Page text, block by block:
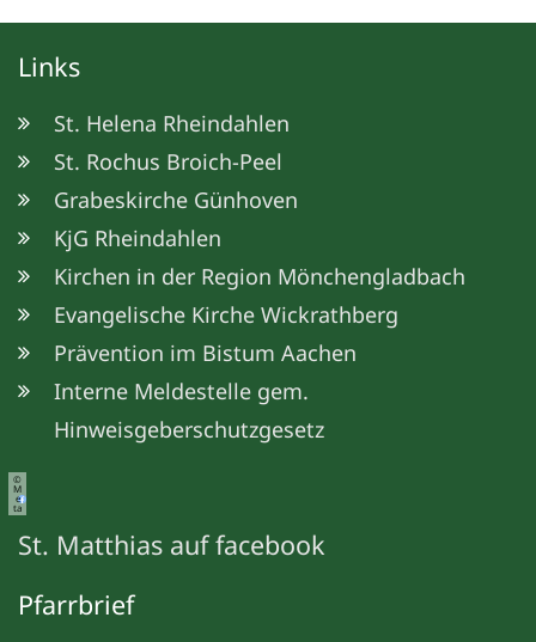
Links
St. Helena Rheindahlen
St. Rochus Broich-Peel
Grabeskirche Günhoven
KjG Rheindahlen
Kirchen in der Region Mönchengladbach
Evangelische Kirche Wickrathberg
Prävention im Bistum Aachen
Interne Meldestelle gem.
Hinweisgeberschutzgesetz
©
M
e
ta
St. Matthias auf facebook
Pfarrbrief